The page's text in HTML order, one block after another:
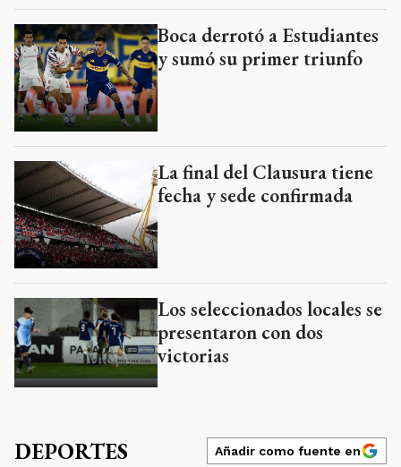
Boca derrotó a Estudiantes
y sumó su primer triunfo
La final del Clausura tiene
fecha y sede confirmada
Los seleccionados locales se
presentaron con dos
victorias
DEPORTES Añadir como fuente en